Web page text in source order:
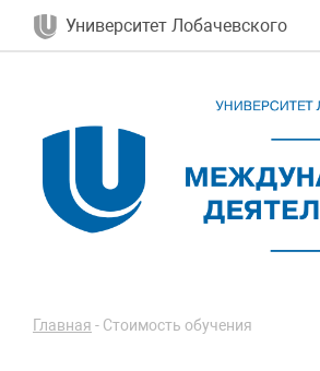
Университет Лобачевского
Главная - Стоимость обучения